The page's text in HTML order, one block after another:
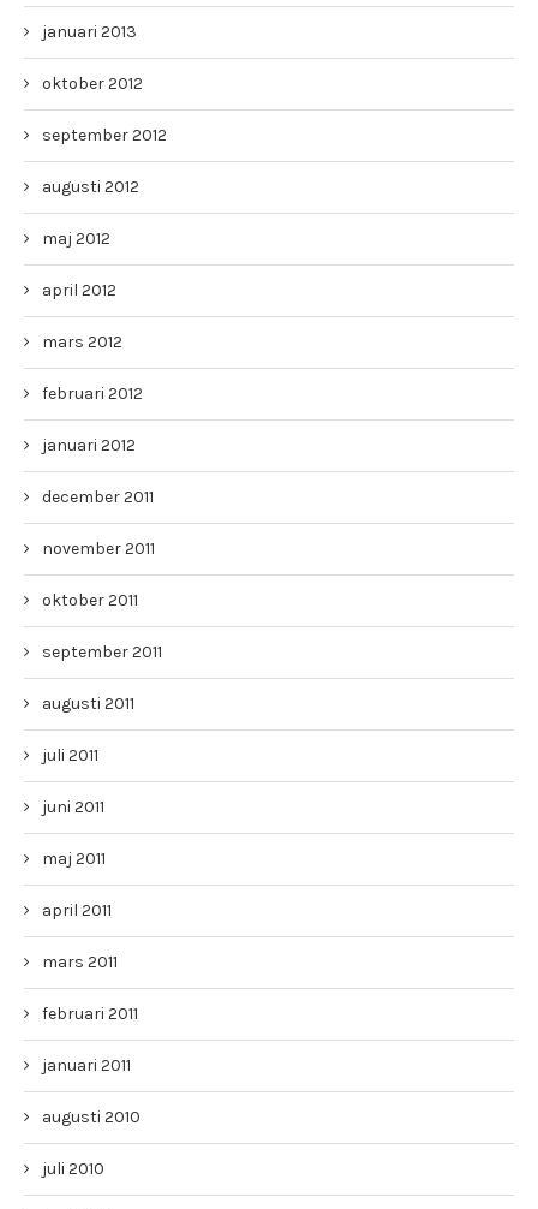
januari 2013
oktober 2012
september 2012
augusti 2012
maj 2012
april 2012
mars 2012
februari 2012
januari 2012
december 2011
november 2011
oktober 2011
september 2011
augusti 2011
juli 2011
juni 2011
maj 2011
april 2011
mars 2011
februari 2011
januari 2011
augusti 2010
juli 2010